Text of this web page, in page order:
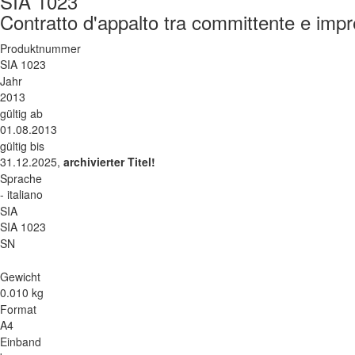
Contratto d'appalto tra committente e
Produktnummer
SIA 1023
Jahr
2013
gültig ab
01.08.2013
gültig bis
31.12.2025, archivierter Titel!
Sprache
- italiano
SIA
SIA 1023
SN
Gewicht
0.010 kg
Format
A4
Einband